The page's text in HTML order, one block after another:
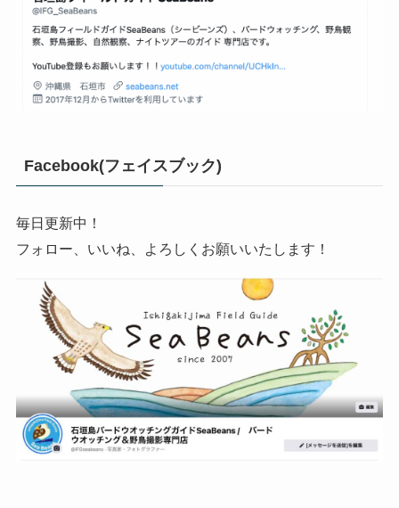
Facebook(フェイスブック)
毎日更新中！
フォロー、いいね、よろしくお願いいたします！